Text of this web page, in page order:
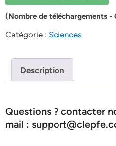
(Nombre de téléchargements -
Catégorie : Sciences
Description
Questions ? contacter
mail :